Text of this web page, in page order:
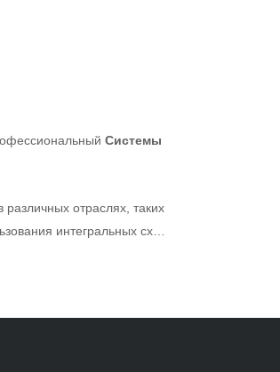
Системы
отраслях, таких
интегральных схем